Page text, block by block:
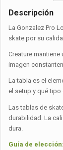
Descripción
La Gonzalez Pro
skate por su
Creature
imagen
La tabla es el
el setup y qué
Las tablas de
durabilidad. La
dura.
Guía de elección: